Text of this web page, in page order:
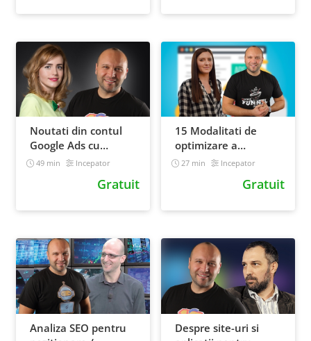
Noutati din contul
Google Ads cu
Anabela Luca de la
49 min Incepator
Gratuit
15 Modalitati de
optimizare a
contului Google Ads
Napradean de la
27 min Incepator
Gratuit
Analiza SEO pentru
Despre site-uri si